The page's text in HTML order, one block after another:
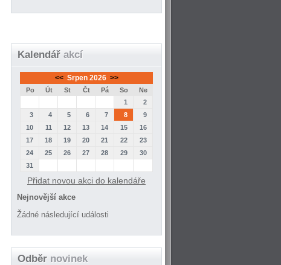
Kalendář akcí
<< Srpen 2026 >>
Po Út St Čt Pá So
Ne
1
2
3
4 5 6 7 8
9
10
11 12 13 14 15
16
17
18 19 20 21 22
23
24
25 26 27 28 29
30
31
Přidat novou akci do kalendáře
Nejnovější akce
Žádné následující události
Odběr novinek